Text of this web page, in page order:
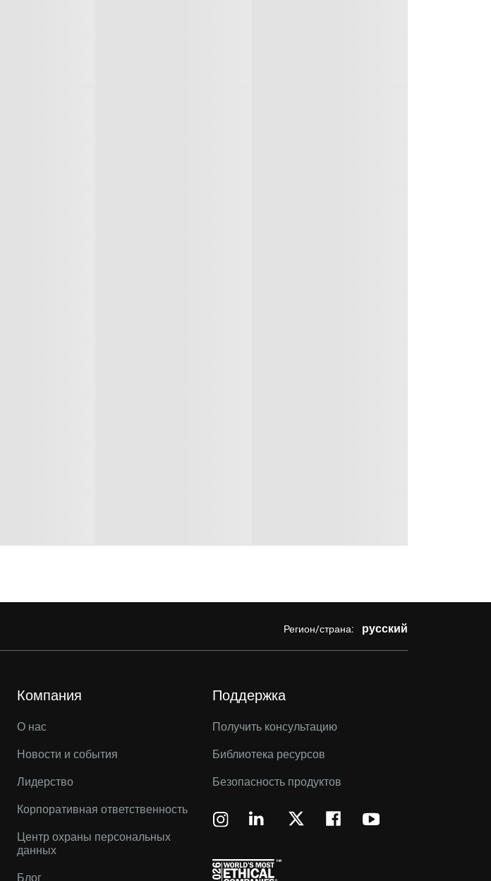
Регион/страна: русский
Компания
О нас
Новости и события
Лидерство
Корпоративная ответственность
Центр охраны персональных
данных
Блог
Поддержка
Получить консультацию
Библиотека ресурсов
Безопасность продуктов